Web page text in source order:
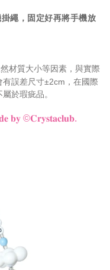
繩，固定好再將手機放
材質大小等因素，與實際
誤差尺寸±2cm，在國際
於瑕疵品。
𝐛𝐲 ©𝐂𝐫𝐲𝐬𝐭𝐚𝐜𝐥𝐮𝐛.